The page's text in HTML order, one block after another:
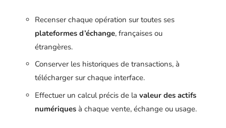
Recenser chaque opération sur toutes ses
plateformes d’échange, françaises ou
étrangères.
Conserver les historiques de transactions, à
télécharger sur chaque interface.
Effectuer un calcul précis de la valeur des actifs
numériques à chaque vente, échange ou usage.